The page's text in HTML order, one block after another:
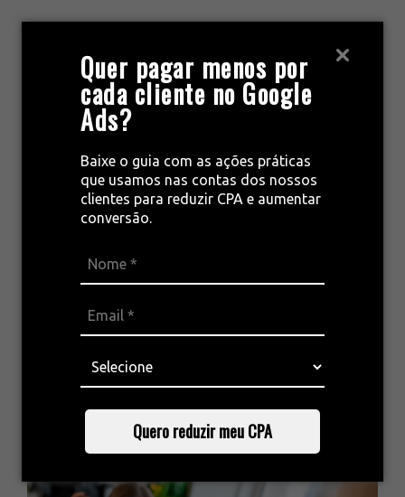
Quer pagar menos por
cada cliente no Google
Ads?
Baixe o guia com as ações práticas
que usamos nas contas dos nossos
clientes para reduzir CPA e aumentar
conversão.
Quero reduzir meu CPA
salão de beleza
Marketing para salões
de beleza
Artigos escritos por Ricardo Zacho